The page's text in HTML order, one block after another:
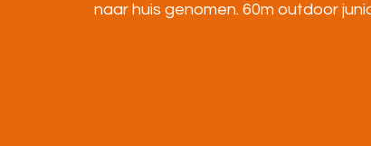
naar huis genomen. 60m outdoor